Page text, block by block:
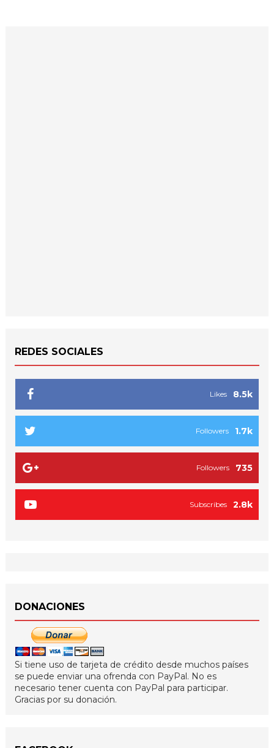
REDES SOCIALES
8.5k
Likes
1.7k
Followers
735
Followers
2.8k
Subscribes
DONACIONES
Si tiene uso de tarjeta de crédito desde muchos países
se puede enviar una ofrenda con PayPal. No es
necesario tener cuenta con PayPal para participar.
Gracias por su donación.